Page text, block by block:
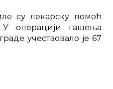
су лекарску помоћ
операцији гашења
учествовало је 67